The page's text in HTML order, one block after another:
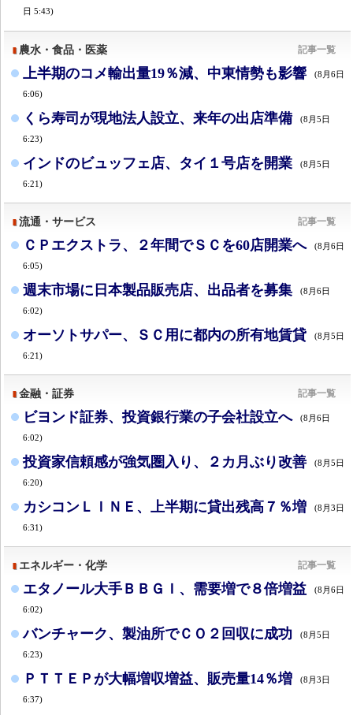
日 5:43)
農水・食品・医薬 記事一覧
上半期のコメ輸出量19％減、中東情勢も影響 (8月6日
6:06)
くら寿司が現地法人設立、来年の出店準備 (8月5日
6:23)
インドのビュッフェ店、タイ１号店を開業 (8月5日
6:21)
流通・サービス 記事一覧
ＣＰエクストラ、２年間でＳＣを60店開業へ (8月6日
6:05)
週末市場に日本製品販売店、出品者を募集 (8月6日
6:02)
オーソトサパー、ＳＣ用に都内の所有地賃貸 (8月5日
6:21)
金融・証券 記事一覧
ビヨンド証券、投資銀行業の子会社設立へ (8月6日
6:02)
投資家信頼感が強気圏入り、２カ月ぶり改善 (8月5日
6:20)
カシコンＬＩＮＥ、上半期に貸出残高７％増 (8月3日
6:31)
エネルギー・化学 記事一覧
エタノール大手ＢＢＧＩ、需要増で８倍増益 (8月6日
6:02)
バンチャーク、製油所でＣＯ２回収に成功 (8月5日
6:23)
ＰＴＴＥＰが大幅増収増益、販売量14％増 (8月3日
6:37)